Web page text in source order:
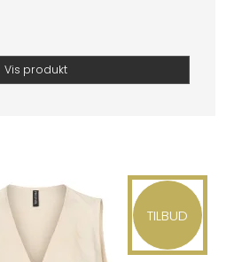
Vis produkt
TILBUD